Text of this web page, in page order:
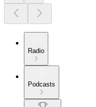
Radio
Podcasts